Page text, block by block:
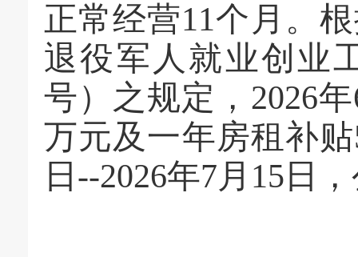
正常经营11个月。
退役军人就业创业
号）之规定，2026
万元及一年房租补
日--2026年7月15日